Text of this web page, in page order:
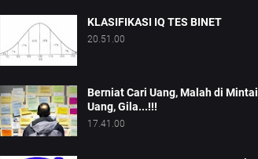
KLASIFIKASI IQ TES BINET
20.51.00
Berniat Cari Uang, Malah di Mintai
Uang, Gila...!!!
17.41.00